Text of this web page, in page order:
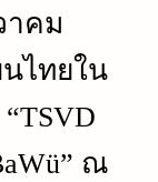
าคม
ไทยใน
ณ